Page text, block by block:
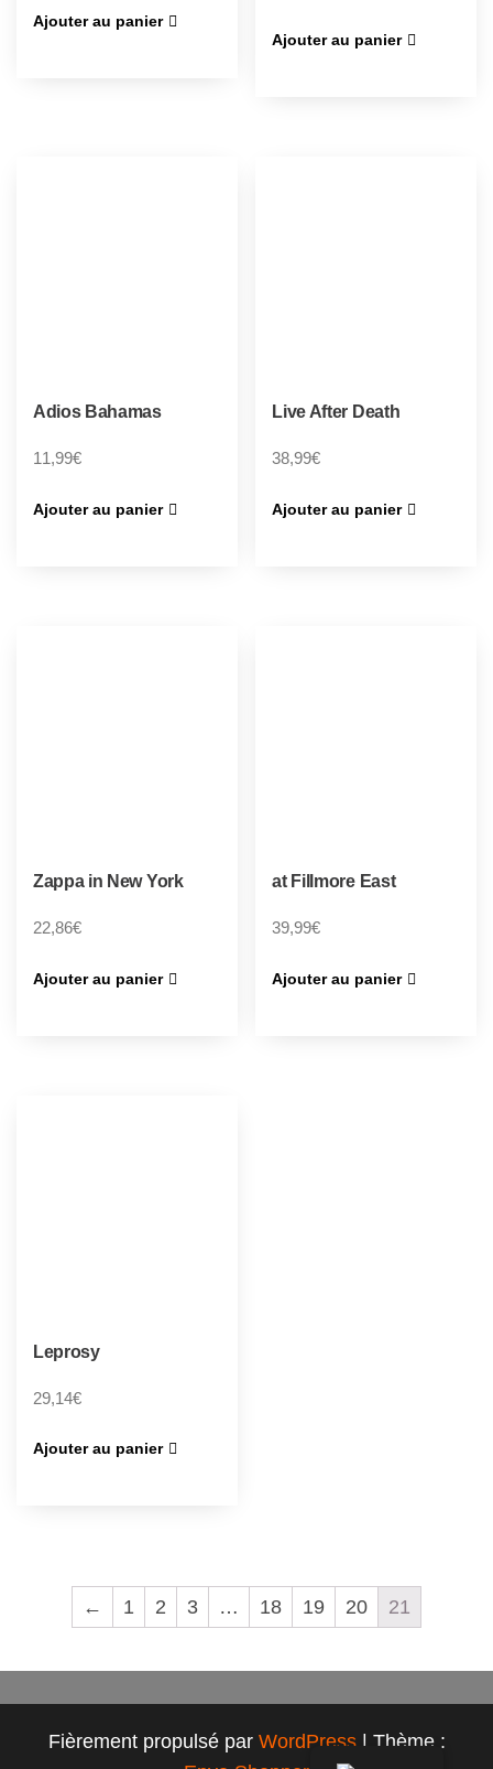
Ajouter au panier
Ajouter au panier
Adios Bahamas
11,99€
Ajouter au panier
Live After Death
38,99€
Ajouter au panier
Zappa in New York
22,86€
Ajouter au panier
at Fillmore East
39,99€
Ajouter au panier
Leprosy
29,14€
Ajouter au panier
← 1 2 3 … 18 19 20 21
Fièrement propulsé par WordPress | Thème :